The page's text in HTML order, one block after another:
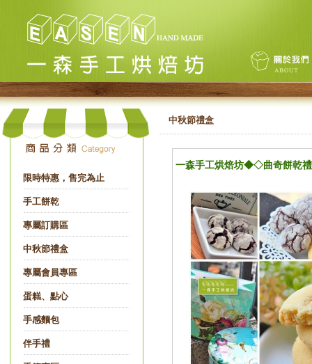
限時特惠，售完為止
手工餅乾
專屬訂購區
中秋節禮盒
專屬會員專區
蛋糕、點心
手感麵包
伴手禮
中秋節禮盒
一森手工烘焙坊◆◇曲奇餅乾